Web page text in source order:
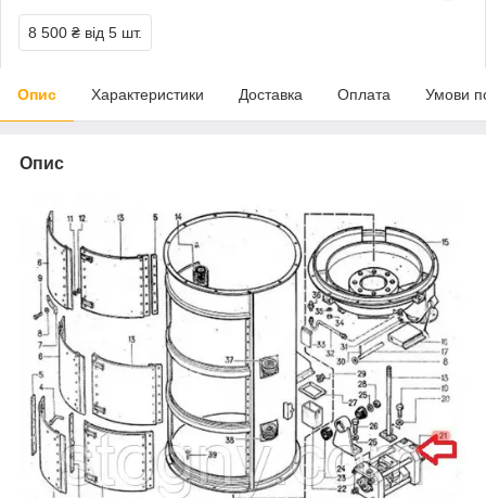
8 500 ₴ від 5 шт.
Опис Характеристики Доставка Оплата Умови
Опис